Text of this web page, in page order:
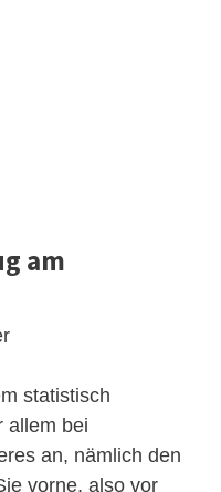
am
statistisch
allem bei
an, nämlich den
vorne, also vor